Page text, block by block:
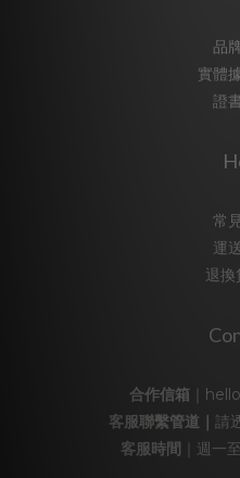
品
實體
證
常
運
退換
合作信箱｜
客服聯繫管道｜ 請
客服時間 ｜週